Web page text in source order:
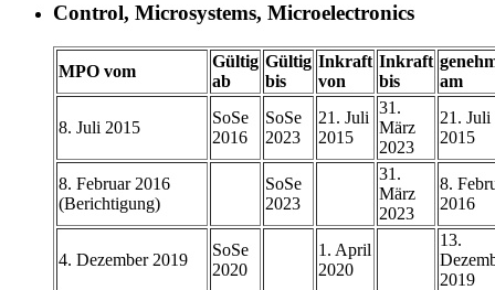
Control, Microsystems, Microelectronics
MPO vom
Gültig
ab
Gültig
bis
Inkraft
von
Inkraft
bis
am
8. Juli 2015
SoSe
2016
SoSe
2023
21. Juli
2015
31.
März
2023
21. Juli
2015
8. Februar 2016
(Berichtigung)
SoSe
2023
31.
März
2023
8.
2016
4. Dezember 2019
SoSe
2020
1. April
2020
13.
2019